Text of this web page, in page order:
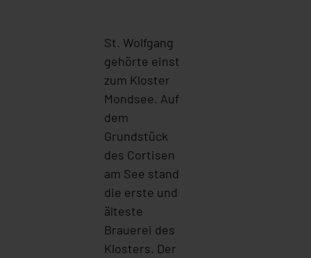
St. Wolfgang
gehörte einst
zum Kloster
Mondsee. Auf
dem
Grundstück
des Cortisen
am See stand
die erste und
älteste
Brauerei des
Klosters. Der